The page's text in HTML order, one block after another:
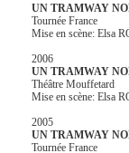
UN TRAMWAY
Tournée France
Mise en scène: Elsa
2006
UN TRAMWAY
Théâtre Mouffetard
Mise en scène: Elsa
2005
UN TRAMWAY
Tournée France